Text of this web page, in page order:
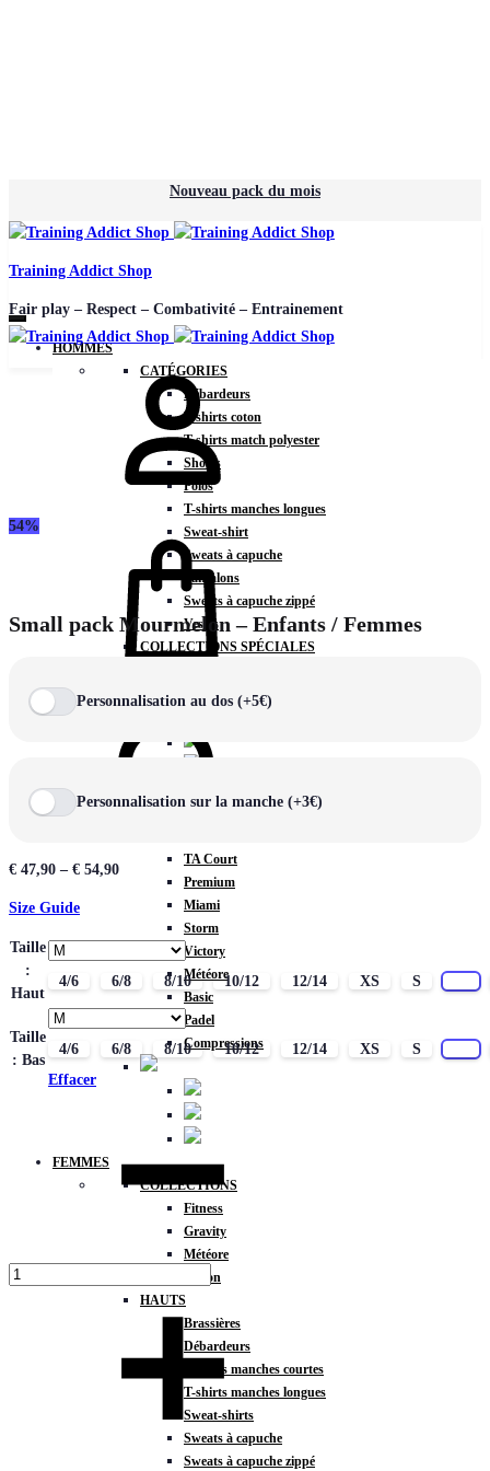
Nouveau pack du mois
Training Addict Shop
Fair play – Respect – Combativité – Entrainement
HOMMES
CATÉGORIES
Débardeurs
T-shirts coton
T-shirts match polyester
Shorts
Polos
T-shirts manches longues
Sweat-shirt
Sweats à capuche
Pantalons
Sweats à capuche zippé
Vestes
COLLECTIONS SPÉCIALES
TA Court
Premium
Miami
Storm
Victory
Météore
Basic
Padel
Compressions
FEMMES
COLLECTIONS
Fitness
Gravity
Météore
Action
HAUTS
Brassières
Débardeurs
T-shirts manches courtes
T-shirts manches longues
Sweat-shirts
Sweats à capuche
Sweats à capuche zippé
54%
Small pack Mourmelon – Enfants / Femmes
Personnalisation au dos (+5€)
Personnalisation sur la manche (+3€)
€ 47,90 – € 54,90
Size Guide
Taille
:
Haut
4/6 6/8 8/10 10/12 12/14 XS S
Taille
: Bas
4/6 6/8 8/10 10/12 12/14 XS S
Effacer